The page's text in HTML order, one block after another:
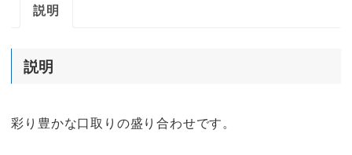
説明
説明
彩り豊かな口取りの盛り合わせです。